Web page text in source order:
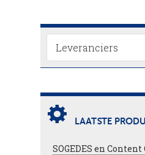
LAATSTE
SOGEDES en